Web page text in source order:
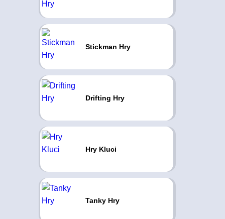
Stickman Hry
Drifting Hry
Hry Kluci
Tanky Hry